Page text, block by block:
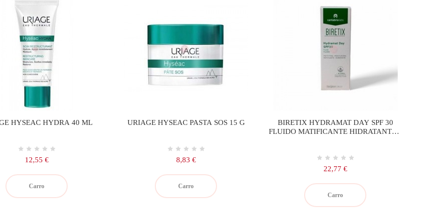
HYSEAC HYDRA 40 ML
Precio
12,55 €
Carro
URIAGE HYSEAC PASTA SOS 15 G
Precio
8,83 €
Carro
BIRETIX HYDRAMAT DAY SPF 30
FLUIDO MATIFICANTE HIDRATANTE 1
Precio
22,77 €
Carro